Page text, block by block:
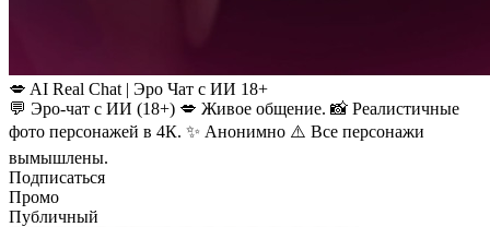
💋 AI Real Chat | Эро Чат с ИИ 18+
💬 Эро-чат с ИИ (18+) 💋 Живое общение. 📸 Реалистичные
фото персонажей в 4К. ✨ Анонимно ⚠️ Все персонажи
вымышлены.
Подписаться
Промо
Публичный